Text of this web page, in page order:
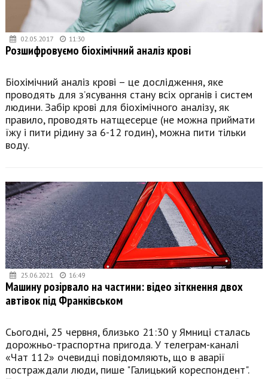
02.05.2017 11:30
Розшифровуємо біохімічний аналіз крові
Біохімічний аналіз крові – це дослідження, яке
проводять для з’ясування стану всіх органів і систем
людини. Забір крові для біохімічного аналізу, як
правило, проводять натщесерце (не можна приймати
їжу і пити рідину за 6-12 годин), можна пити тільки
воду.
25.06.2021 16:49
Машину розірвало на частини: відео зіткнення двох
автівок під Франківськом
Сьогодні, 25 червня, близько 21:30 у Ямниці сталась
дорожньо-траспортна пригода. У телеграм-каналі
«Чат 112» очевидці повідомляють, що в аварії
постраждали люди, пише "Галицький кореспондент".